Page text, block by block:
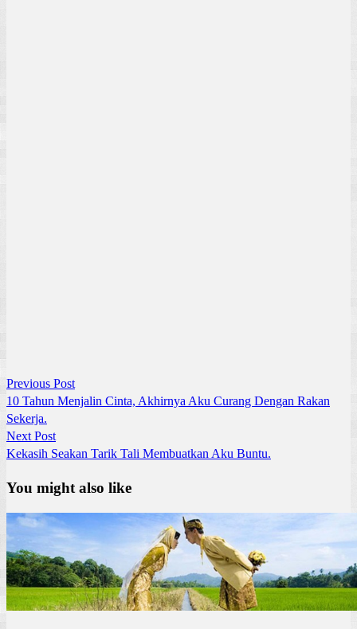
Post
navigation
Previous PostPrevious
post:
10 Tahun Menjalin Cinta, Akhirnya Aku Curang Dengan Rakan
Sekerja.
Next PostNext
post:
Kekasih Seakan Tarik Tali Membuatkan Aku Buntu.
You might also like